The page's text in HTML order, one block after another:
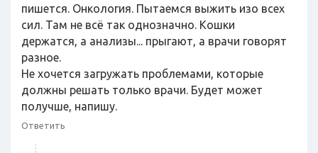
пишется. Онкология. Пытаемся выжить изо всех
сил. Там не всё так однозначно. Кошки
держатся, а анализы... прыгают, а врачи говорят
разное.
Не хочется загружать проблемами, которые
должны решать только врачи. Будет может
получше, напишу.
Ответить